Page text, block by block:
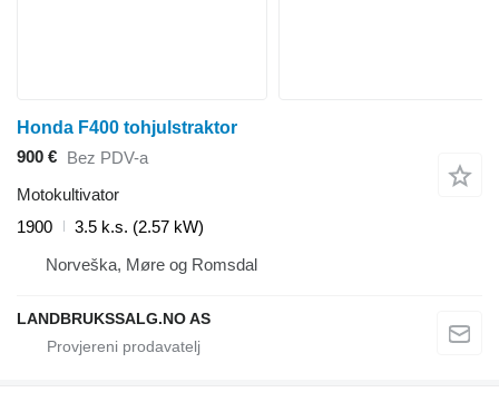
Honda F400 tohjulstraktor
900 € Bez PDV-a
Motokultivator
1900
3.5 k.s. (2.57 kW)
Norveška, Møre og Romsdal
LANDBRUKSSALG.NO AS